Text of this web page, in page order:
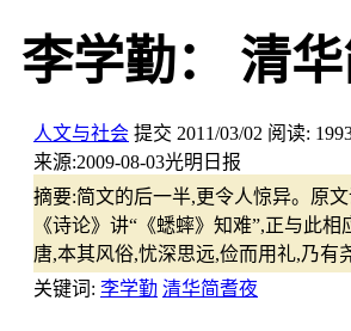
李学勤： 清
人文与社会 提交 2011/03/02 阅读:
来源:2009-08-03光明日报
摘要:简文的后一半,更令人惊异。原
《诗论》讲“《蟋蟀》知难”,正与此
唐,本其风俗,忧深思远,俭而用礼,乃有
关键词: 李学勤 清华简耆夜